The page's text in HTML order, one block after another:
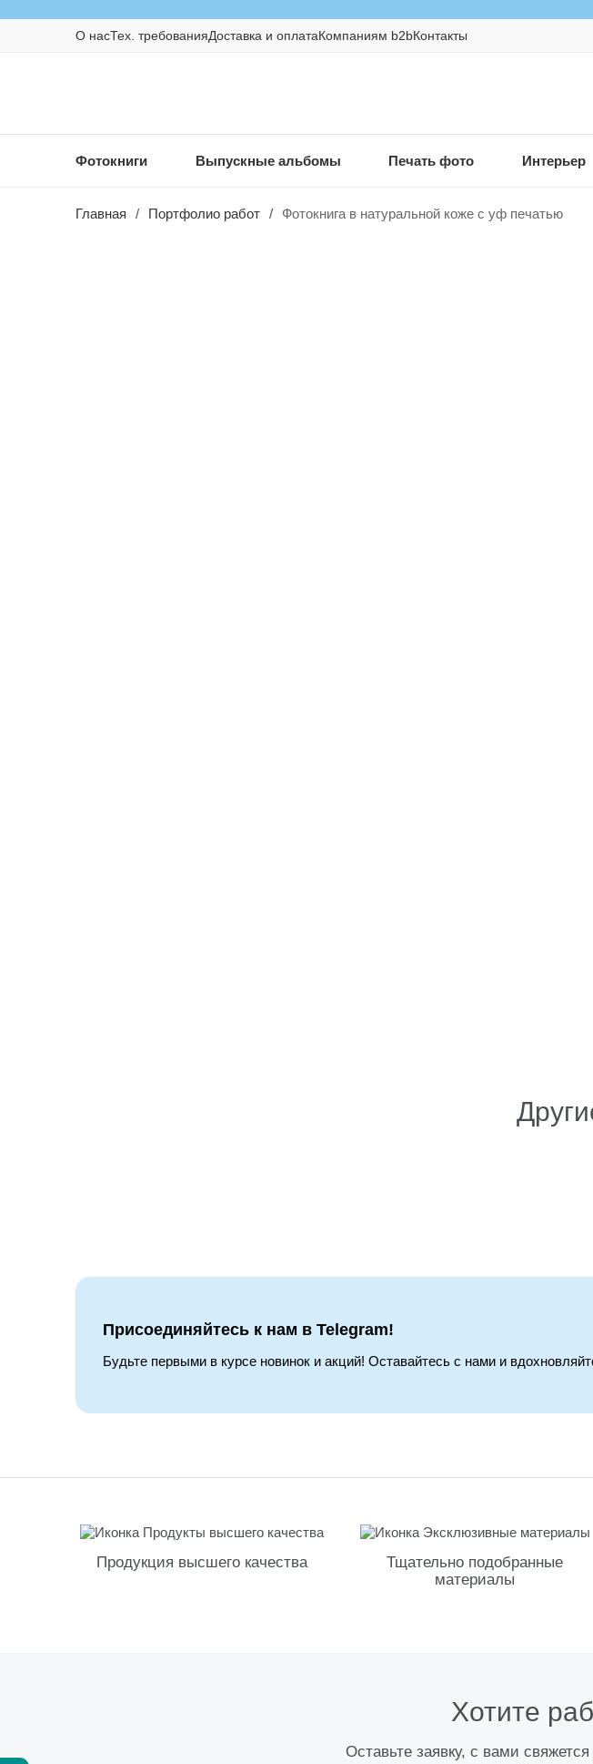
О насТех. требованияДоставка и оплатаКомпаниям b2bКонтакты
Фотокниги Выпускные альбомы Печать фото Интерьер
Главная / Портфолио работ / Фотокнига в натуральной коже с уф печатью
Присоединяйтесь к нам в Telegram!
Будьте первыми в курсе новинок и акций! Оставайтесь с нами и
Продукция высшего качества
Тщательно подобранные
материалы
Хотите
Оставьте заявку, с вами